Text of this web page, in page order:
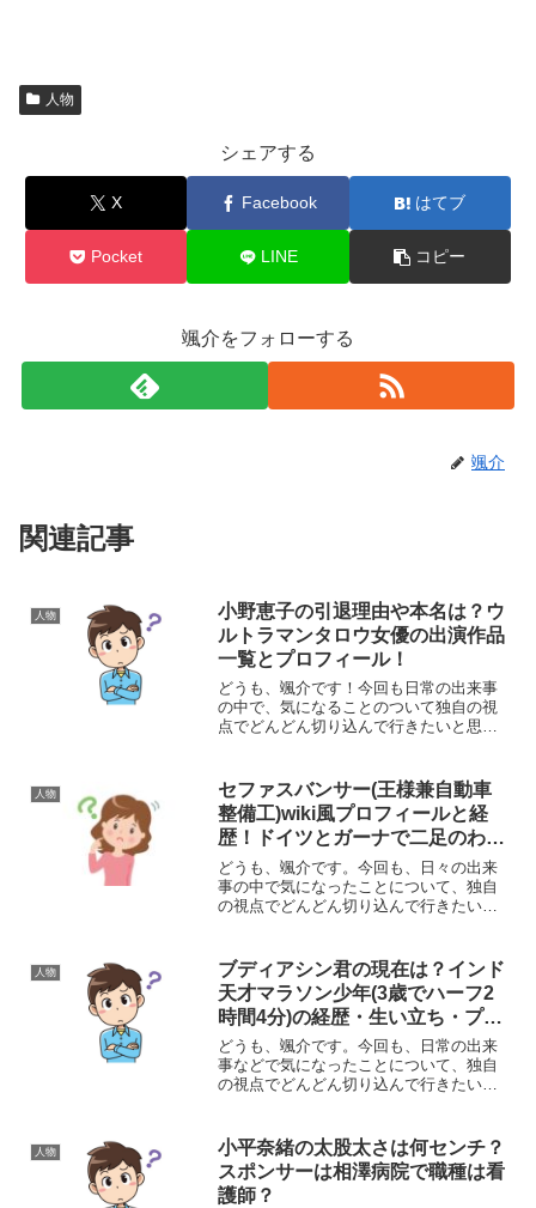
人物
シェアする
X Facebook はてブ
Pocket LINE コピー
颯介をフォローする
颯介
関連記事
人物
小野恵子の引退理由や本名は？ウ
ルトラマンタロウ女優の出演作品
一覧とプロフィール！
どうも、颯介です！今回も日常の出来事
の中で、気になることのついて独自の視
点でどんどん切り込んで行きたいと思い
人気をほこった特撮番組「ウルトラマン
太郎」でヒロインの白鳥...
人物
セファスバンサー(王様兼自動車
整備工)wiki風プロフィールと経
歴！ドイツとガーナで二足のわら
じ
どうも、颯介です。今回も、日々の出来
事の中で気になったことについて、独自
の視点でどんどん切り込んで行きたいと
ファス・バンサー(Ce'phas Bansah)氏に
ついてで...
人物
ブディアシン君の現在は？インド
天才マラソン少年(3歳でハーフ2
時間4分)の経歴・生い立ち・プロ
フィール
どうも、颯介です。今回も、日常の出来
事などで気になったことについて、独自
の視点でどんどん切り込んで行きたいと
歳という若さにもかかわらずハーフマラ
ソンを2時間4分で走り...
人物
小平奈緒の太股太さは何センチ？
スポンサーは相澤病院で職種は看
護師？